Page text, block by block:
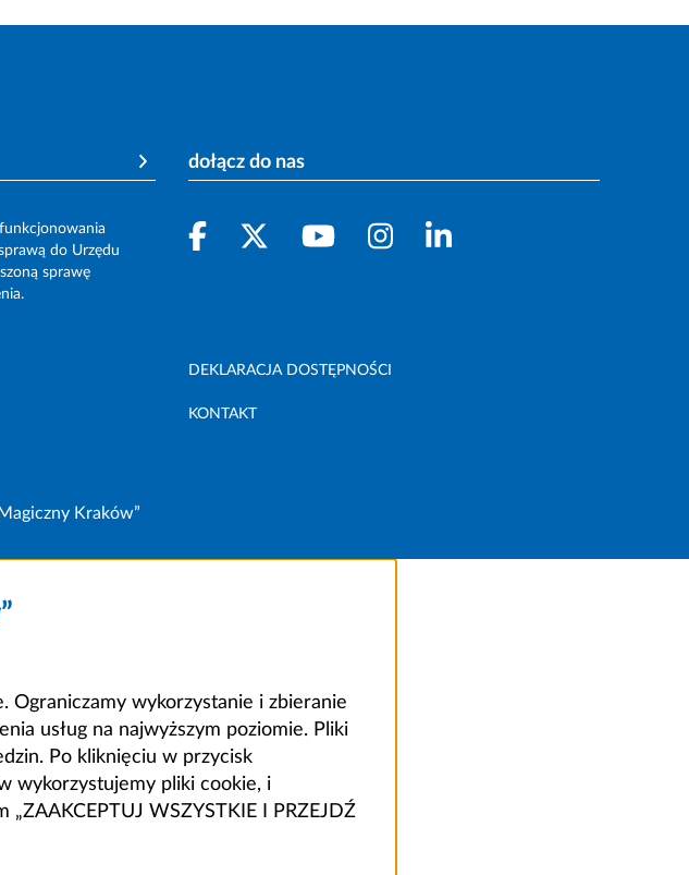
do Urzędu
sprawę
dołącz do nas
DEKLARACJA DOSTĘPNOŚCI
KONTAKT
Kraków”
Ograniczamy wykorzystanie i zbieranie
usług na najwyższym poziomie. Pliki
Po kliknięciu w przycisk
wykorzystujemy pliki cookie, i
WSZYSTKIE I PRZEJDŹ